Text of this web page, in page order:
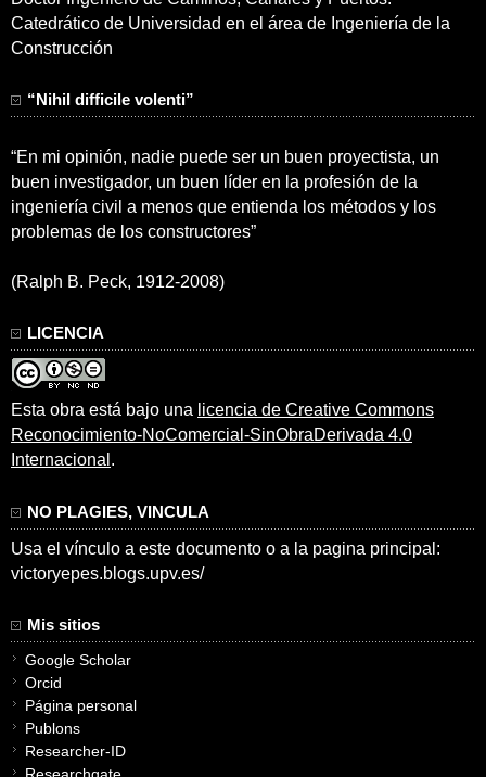
Catedrático de Universidad en el área de Ingeniería de la
Construcción
“Nihil difficile volenti”
“En mi opinión, nadie puede ser un buen proyectista, un
buen investigador, un buen líder en la profesión de la
ingeniería civil a menos que entienda los métodos y los
problemas de los constructores”
(Ralph B. Peck, 1912-2008)
LICENCIA
Esta obra está bajo una licencia de Creative Commons
Reconocimiento-NoComercial-SinObraDerivada 4.0
Internacional .
NO PLAGIES, VINCULA
Usa el vínculo a este documento o a la pagina principal:
victoryepes.blogs.upv.es/
Mis sitios
Google Scholar
Orcid
Página personal
Publons
Researcher-ID